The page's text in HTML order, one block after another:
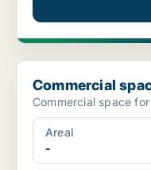
Commercial space in
Commercial
Commercial space
Areal
-